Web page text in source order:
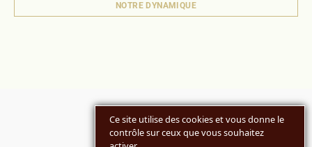
NOTRE DYNAMIQUE
Ce site utilise des cookies et vous donne le
contrôle sur ceux que vous souhaitez